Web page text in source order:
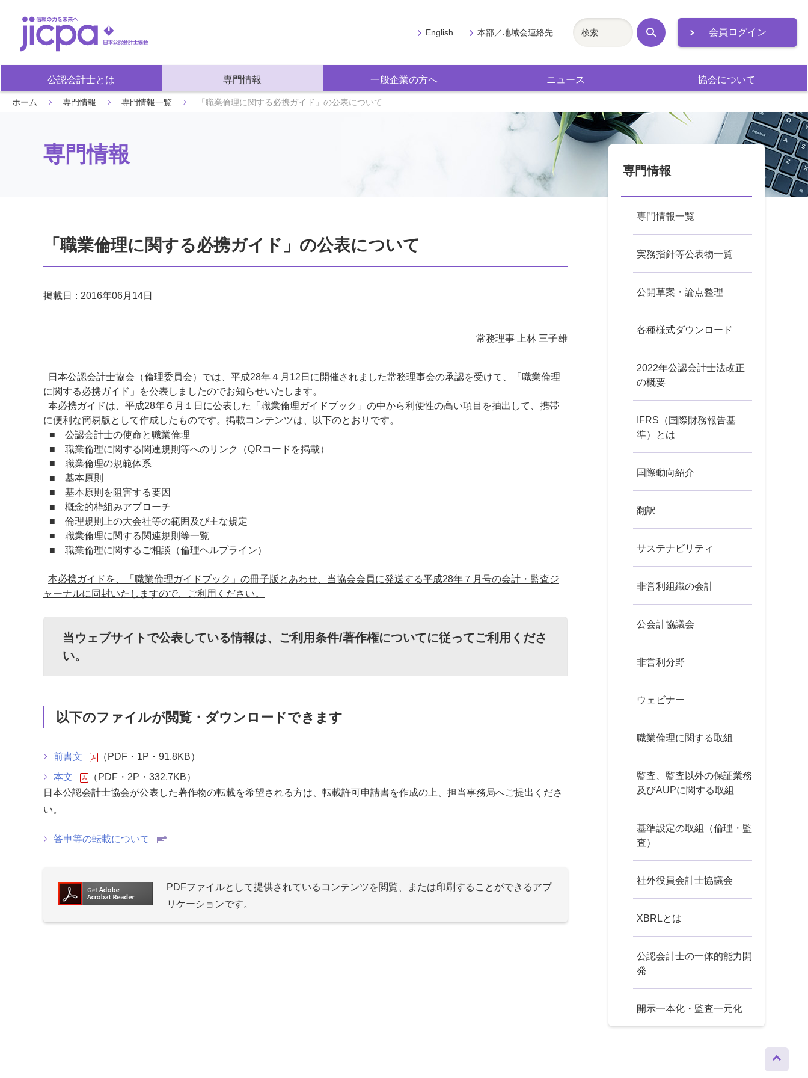
会員ログイン
公認会計士とは 専門情報 一般企業の方へ ニュース 協会について
English 本部／地域会連絡先
検
索
ホーム 専門情報 専門情報一覧 「職業倫理に関する必携ガイド」の公表について
専門情報
「職業倫理に関する必携ガイド」の公表について
掲載日 2016年06月14日
常務理事 上林 三子雄
日本公認会計士協会（倫理委員会）では、平成28年４月12日に開催されました常務理事会の承認を受けて、「職業倫理
に関する必携ガイド」を公表しましたのでお知らせいたします。
本必携ガイドは、平成28年６月１日に公表した「職業倫理ガイドブック」の中から利便性の高い項目を抽出して、携帯
に便利な簡易版として作成したものです。掲載コンテンツは、以下のとおりです。
■ 公認会計士の使命と職業倫理
■ 職業倫理に関する関連規則等へのリンク（QRコードを掲載）
■ 職業倫理の規範体系
■ 基本原則
■ 基本原則を阻害する要因
■ 概念的枠組みアプローチ
■ 倫理規則上の大会社等の範囲及び主な規定
■ 職業倫理に関する関連規則等一覧
■ 職業倫理に関するご相談（倫理ヘルプライン）
本必携ガイドを、「職業倫理ガイドブック」の冊子版とあわせ、当協会会員に発送する平成28年７月号の会計・監査ジ
ャーナルに同封いたしますので、ご利用ください。
当ウェブサイトで公表している情報は、 ご利用条件/著作権についてに従ってご利用くださ
い。
以下のファイルが閲覧・ダウンロードできます
前書文
（PDF・1P・91.8KB）
本文
（PDF・2P・332.7KB）
日本公認会計士協会が公表した著作物の転載を希望される方は、転載許可申請書を作成の上、担当事務局へご提出くださ
い。
答申等の転載について
PDFファイルとして提供されているコンテンツを閲覧、または印刷することができるアプ
リケーションです。
専門情報
専門情報一覧
実務指針等公表物一覧
公開草案・論点整理
各種様式ダウンロード
2022年公認会計士法改正
の概要
IFRS（国際財務報告基
準）とは
国際動向紹介
翻訳
サステナビリティ
非営利組織の会計
公会計協議会
非営利分野
ウェビナー
職業倫理に関する取組
監査、監査以外の保証業務
及びAUPに関する取組
基準設定の取組（倫理・監
査）
社外役員会計士協議会
XBRLとは
公認会計士の一体的能力開
発
開示一本化・監査一元化
ップへ